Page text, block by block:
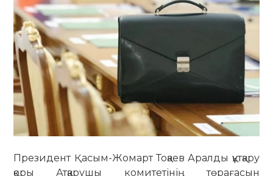
Президент Қасым-Жомарт Тоқаев Аралды құтқару
қоры Атқарушы комитетінің төрағасын